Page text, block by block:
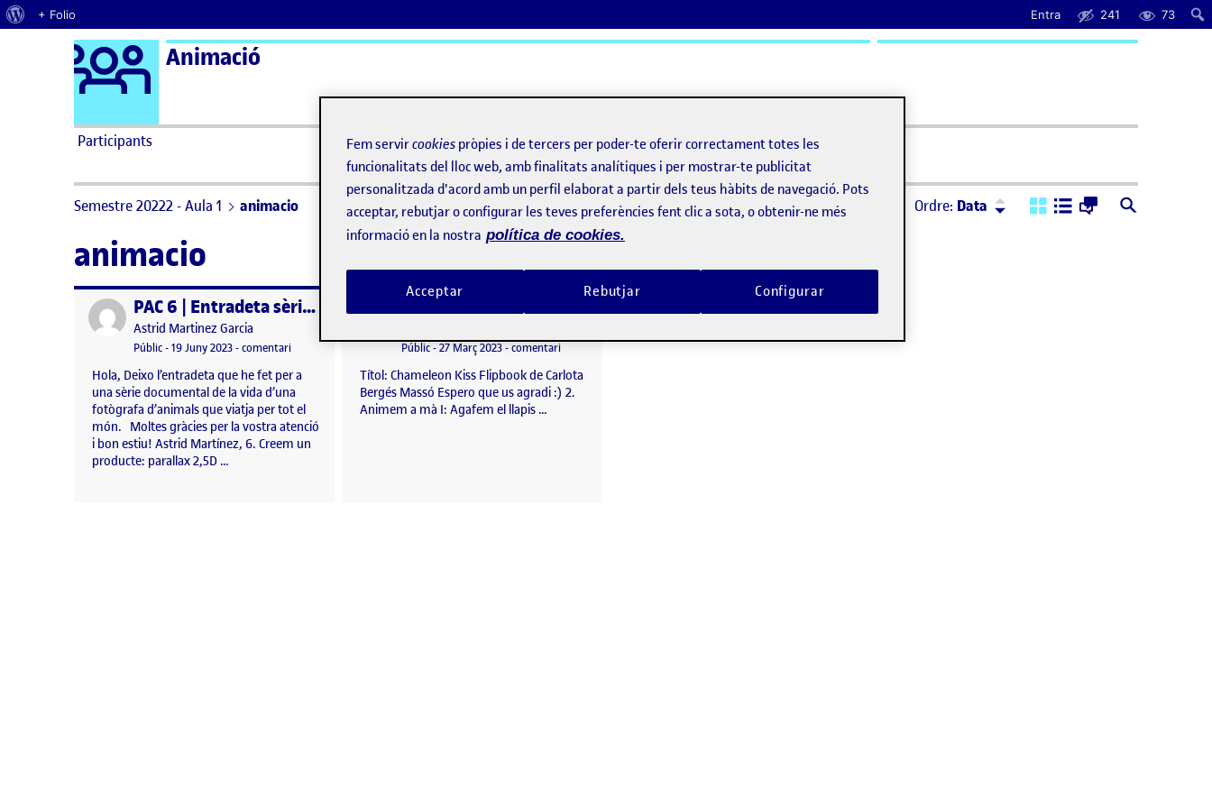
Quant al WordPress
+ Folio Entra 241 73
Saltar al contingut Logo Ágora
Animació
Participants ActiFolios Ajuda
Semestre 20222 - Aula 1 animacio Ordre: Data Ordre: Descendent
animacio
Publicat per PAC 6 | Entradeta sèrie documental «Instantània»
Publicat per
Astrid Martinez Garcia
Visibilitat:
Públic-Data de publicació
19 Juny 2023-comentariel PAC 6 | Entradeta sèrie documental «Instantània»
Hola, Deixo l’entradeta que he fet per a
una sèrie documental de la vida d’una
fotògrafa d’animals que viatja per tot el
món. Moltes gràcies per la vostra atenció
i bon estiu! Astrid Martínez, 6. Creem un
producte: parallax 2,5D …
Chameleon Kiss
Visibilitat:
Públic-Data de publicació
27 Març 2023-comentariel Chameleon Kiss
Títol: Chameleon Kiss Flipbook de Carlota
Bergés Massó Espero que us agradi :) 2.
Animem a mà I: Agafem el llapis …
Fem servircookies pròpies i de tercers per poder-te oferir correctament totes les
funcionalitats del lloc web, amb finalitats analítiques i per mostrar-te publicitat
personalitzada d'acord amb un perfil elaborat a partir dels teus hàbits de navegació. Pots
acceptar, rebutjar o configurar les teves preferències fent clic a sota, o obtenir-ne més
informació en la nostra política de cookies.
Rebutjar
Acceptar Configurar